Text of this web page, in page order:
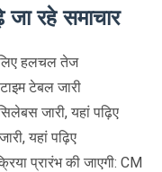
रहे समाचार
लिए हलचल तेज
टेबल जारी
जारी, यहां पढ़िए
जारी, यहां पढ़िए
प्रारंभ की जाएगी: CM